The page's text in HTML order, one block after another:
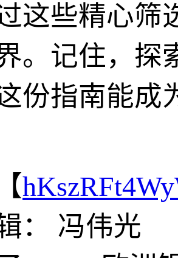
这些精心筛
。记住，探
份指南能成
： 冯伟光